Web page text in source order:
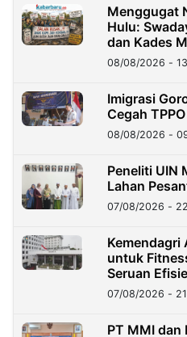
Menggugat
Hulu:
dan Kades
08/08/2026 -
Imigrasi
Cegah
08/08/2026 -
Peneliti UIN
Lahan
07/08/2026 -
Kemendagri
untuk
Seruan
07/08/2026 -
PT MMI dan